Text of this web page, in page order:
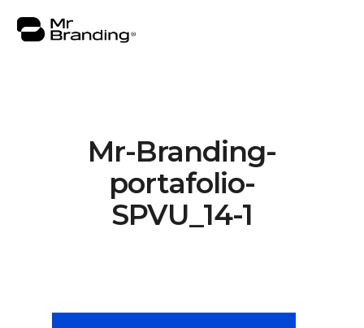
Mr-Branding-
portafolio-
SPVU_14-1
Nosotros
Portafolio
Asesorías
Contacto